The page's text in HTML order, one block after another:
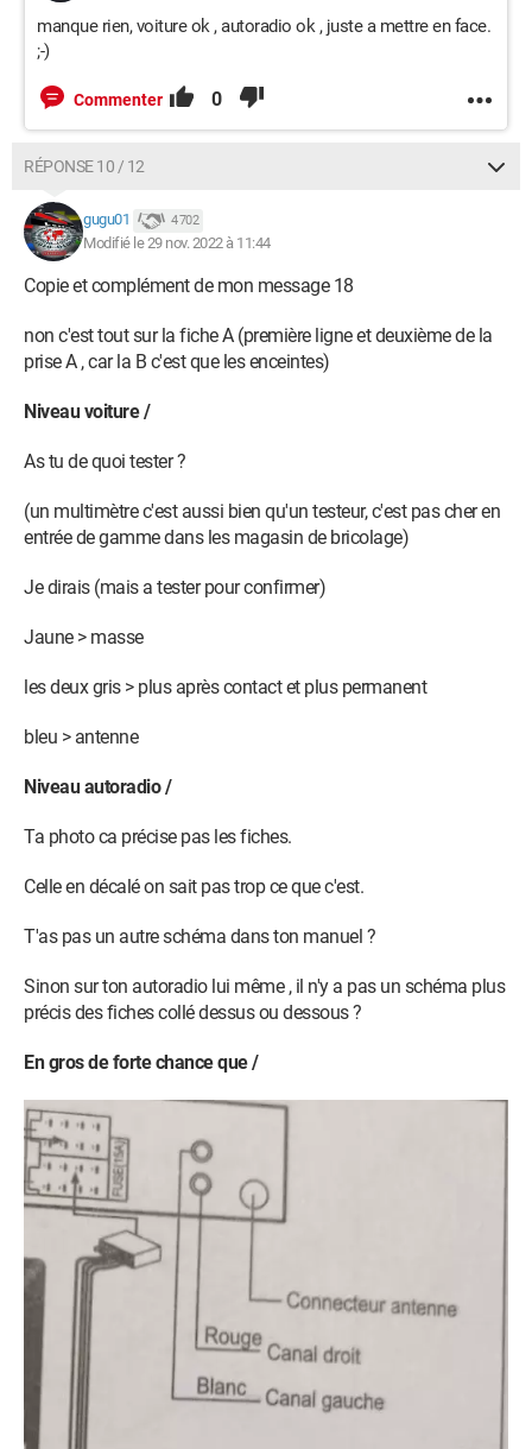
manque rien, voiture ok , autoradio ok , juste a mettre en face.
;-)
Commenter 0
RÉPONSE 10 / 12
gugu01 4 702
Modifié le 29 nov. 2022 à 11:44
Copie et complément de mon message 18
non c'est tout sur la fiche A (première ligne et deuxième de la
prise A , car la B c'est que les enceintes)
Niveau voiture /
As tu de quoi tester ?
(un multimètre c'est aussi bien qu'un testeur, c'est pas cher en
entrée de gamme dans les magasin de bricolage)
Je dirais (mais a tester pour confirmer)
Jaune > masse
les deux gris > plus après contact et plus permanent
bleu > antenne
Niveau autoradio /
Ta photo ca précise pas les fiches.
Celle en décalé on sait pas trop ce que c'est.
T'as pas un autre schéma dans ton manuel ?
Sinon sur ton autoradio lui même , il n'y a pas un schéma plus
précis des fiches collé dessus ou dessous ?
En gros de forte chance que /